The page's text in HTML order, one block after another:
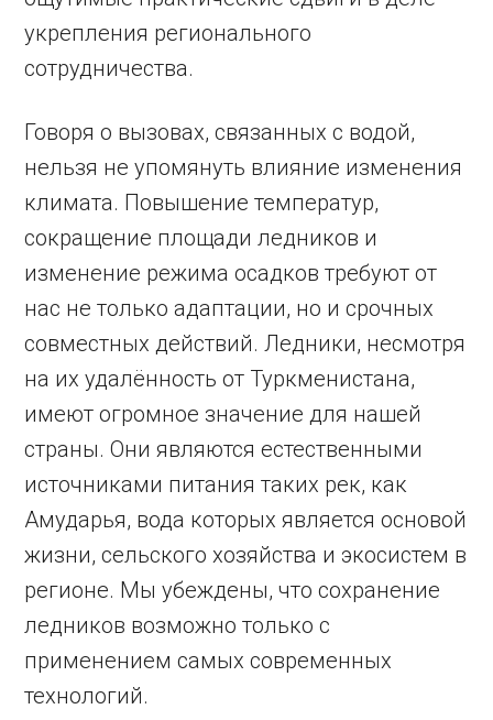
укрепления регионального
сотрудничества.
Говоря о вызовах, связанных с водой,
нельзя не упомянуть влияние изменения
климата. Повышение температур,
сокращение площади ледников и
изменение режима осадков требуют от
нас не только адаптации, но и срочных
совместных действий. Ледники, несмотря
на их удалённость от Туркменистана,
имеют огромное значение для нашей
страны. Они являются естественными
источниками питания таких рек, как
Амударья, вода которых является основой
жизни, сельского хозяйства и экосистем в
регионе. Мы убеждены, что сохранение
ледников возможно только с
применением самых современных
технологий.